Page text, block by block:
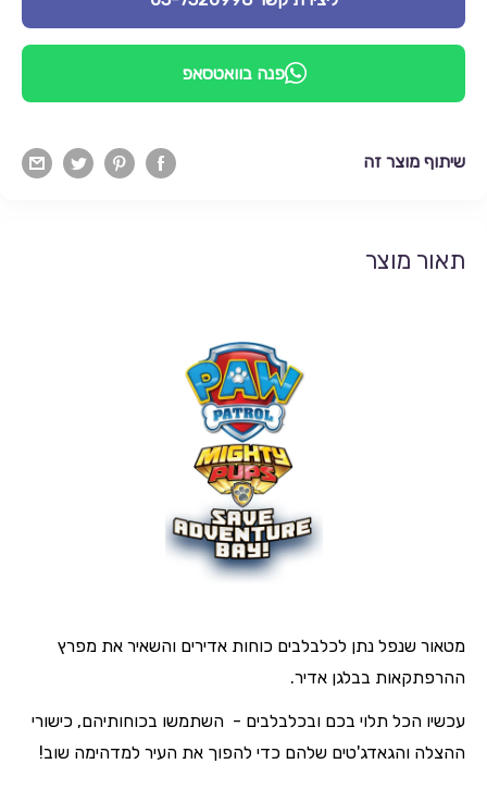
פנה בוואטסאפ
שיתוף מוצר זה
תאור מוצר
מטאור שנפל נתן לכלבלבים כוחות אדירים והשאיר את מפרץ
ההרפתקאות בבלגן אדיר.
עכשיו הכל תלוי בכם ובכלבלבים - השתמשו בכוחותיהם, כישורי
ההצלה והגאדג'טים שלהם כדי להפוך את העיר למדהימה שוב!